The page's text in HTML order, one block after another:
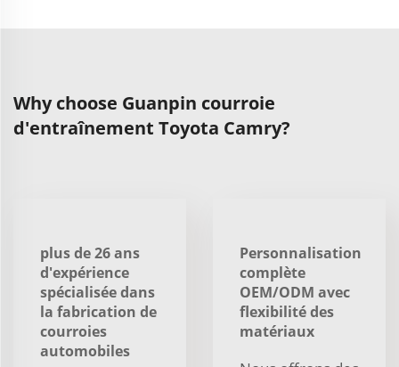
Why choose Guanpin courroie
d'entraînement Toyota Camry?
plus de 26 ans
d'expérience
spécialisée dans
la fabrication de
courroies
automobiles
Personnalisation
complète
OEM/ODM avec
flexibilité des
matériaux